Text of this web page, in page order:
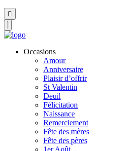
Hamburger
Toggle
Menu
Occasions
Amour
Anniversaire
Plaisir d’offrir
St Valentin
Deuil
Félicitation
Naissance
Remerciement
Fête des mères
Fête des pères
1er Août